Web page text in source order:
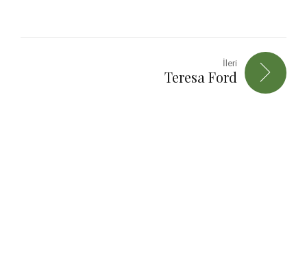
İleri
Teresa Ford